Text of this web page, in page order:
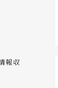
報収